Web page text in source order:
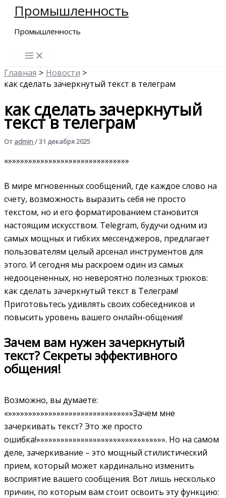
Перейти
содержимому
Промышленность
Промышленность
Главная
Новости
как сделать зачеркнутый текст в телеграм
как сделать зачеркнутый
текст в телеграм
От admin/31 декабря 2025
«»»»»»»»»»»»»»»»»»»»»»»»»»»»»»»
В мире мгновенных сообщений, где каждое слово на
счету, возможность выразить себя не просто
текстом, но и его форматированием становится
настоящим искусством. Telegram, будучи одним из
самых мощных и гибких мессенджеров, предлагает
пользователям целый арсенал инструментов для
этого. И сегодня мы раскроем один из самых
недооцененных, но невероятно полезных трюков:
как сделать зачеркнутый текст в Телеграм!
Приготовьтесь удивлять своих собеседников и
повысить уровень вашего онлайн-общения!
Зачем вам нужен зачеркнутый
текст? Секреты эффективного
общения!
Возможно, вы думаете:
«»»»»»»»»»»»»»»»»»»»»»»»»»»»»»»»Зачем мне
зачеркивать текст? Это же просто
ошибка!»»»»»»»»»»»»»»»»»»»»»»»»»»»»»»»». Но на самом
деле, зачеркивание – это мощный стилистический
прием, который может кардинально изменить
восприятие вашего сообщения. Вот лишь несколько
причин, по которым вам стоит освоить эту функцию: